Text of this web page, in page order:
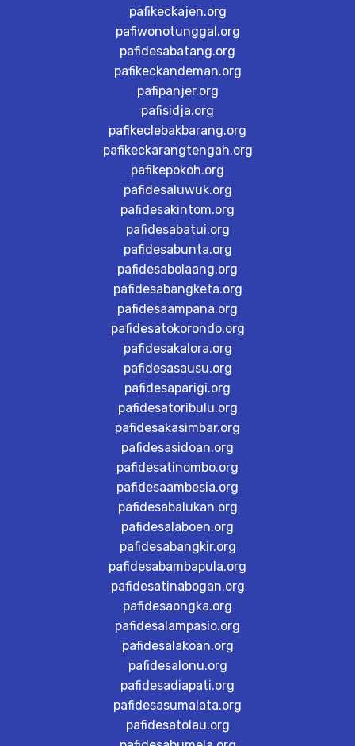
pafikeckajen.org
pafiwonotunggal.org
pafidesabatang.org
pafikeckandeman.org
pafipanjer.org
pafisidja.org
pafikeclebakbarang.org
pafikeckarangtengah.org
pafikepokoh.org
pafidesaluwuk.org
pafidesakintom.org
pafidesabatui.org
pafidesabunta.org
pafidesabolaang.org
pafidesabangketa.org
pafidesaampana.org
pafidesatokorondo.org
pafidesakalora.org
pafidesasausu.org
pafidesaparigi.org
pafidesatoribulu.org
pafidesakasimbar.org
pafidesasidoan.org
pafidesatinombo.org
pafidesaambesia.org
pafidesabalukan.org
pafidesalaboen.org
pafidesabangkir.org
pafidesabambapula.org
pafidesatinabogan.org
pafidesaongka.org
pafidesalampasio.org
pafidesalakoan.org
pafidesalonu.org
pafidesadiapati.org
pafidesasumalata.org
pafidesatolau.org